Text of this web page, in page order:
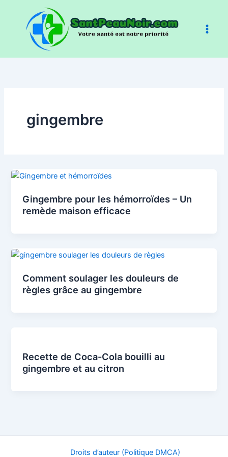
contenu
gingembre
Gingembre pour les hémorroïdes – Un
remède maison efficace
Comment soulager les douleurs de
règles grâce au gingembre
Recette de Coca-Cola bouilli au
gingembre et au citron
Droits d’auteur (Politique DMCA)